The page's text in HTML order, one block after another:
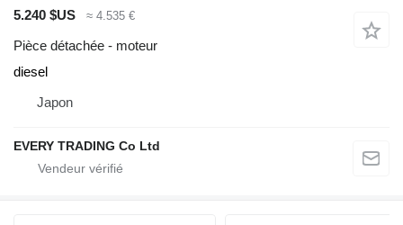
5.240 $US
≈ 4.535 €
Pièce détachée - moteur
diesel
Japon
EVERY TRADING Co Ltd